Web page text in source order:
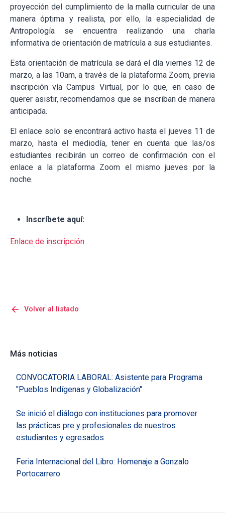
proyección del cumplimiento de la malla curricular de una
manera óptima y realista, por ello, la especialidad de
Antropología se encuentra realizando una charla
informativa de orientación de matrícula a sus estudiantes.
Esta orientación de matrícula se dará el día viernes 12 de
marzo, a las 10am, a través de la plataforma Zoom, previa
inscripción vía Campus Virtual, por lo que, en caso de
querer asistir, recomendamos que se inscriban de manera
anticipada.
El enlace solo se encontrará activo hasta el jueves 11 de
marzo, hasta el mediodía, tener en cuenta que las/os
estudiantes recibirán un correo de confirmación con el
enlace a la plataforma Zoom el mismo jueves por la
noche.
Inscríbete aquí:
Enlace de inscripción
arrow_back Volver al listado
Más noticias
CONVOCATORIA LABORAL: Asistente para Programa
"Pueblos Indígenas y Globalización"
Se inició el diálogo con instituciones para promover
las prácticas pre y profesionales de nuestros
estudiantes y egresados
Feria Internacional del Libro: Homenaje a Gonzalo
Portocarrero